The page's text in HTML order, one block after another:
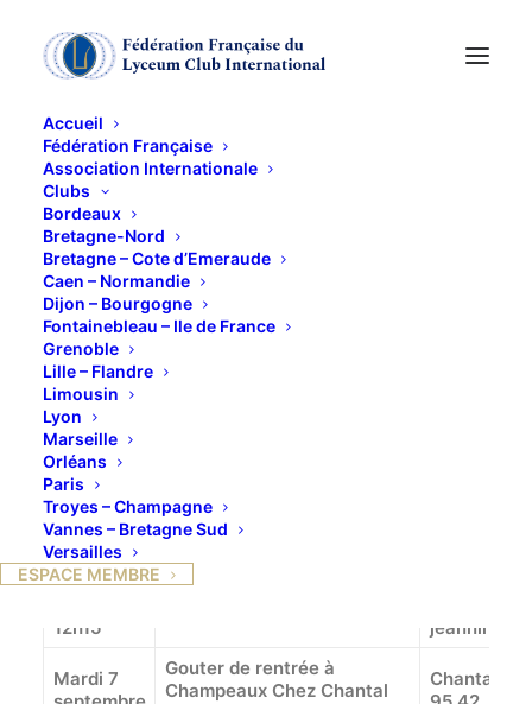
Accueil
Fédération Française
Association Internationale
Clubs
Bordeaux
Bretagne-Nord
Bretagne – Cote d’Emeraude
Caen – Normandie
Dijon – Bourgogne
Fontainebleau – Ile de France
Grenoble
Lille – Flandre
Limousin
Lyon
Marseille
Orléans
Paris
Troyes – Champagne
Vannes – Bretagne Sud
Versailles
ESPACE MEMBRE
PROGRAMME ETE et
SEPTEMBRE -
OCTOBRE 2021
PROGRAMME ETE et SEPTEMBRE -OCTOBRE 2021
Lundi 12
12h15
Déjeuner de l’Amitié Au « 12
Mardi 7
Gouter de rentrée à
Champeaux Chez Chantal
Chantal